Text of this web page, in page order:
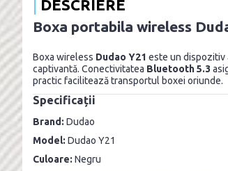
DESCRIERE
Boxa portabila wireless
Boxa wireless Dudao Y21 este un dispozitiv
captivantă. Conectivitatea Bluetooth 5.3
practic facilitează transportul boxei oriunde.
Specificații
Brand: Dudao
Model: Dudao Y21
Culoare: Negru